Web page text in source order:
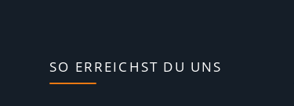
SO ERREICHST DU UNS